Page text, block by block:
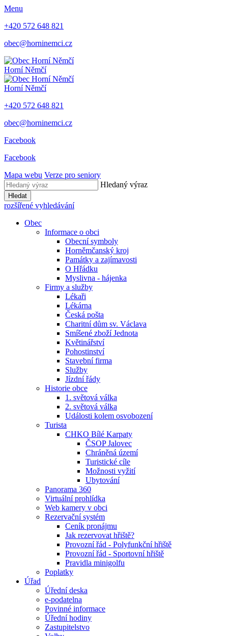
Menu
+420 572 648 821
obec@horninemci.cz
Horní Němčí
Horní Němčí
+420 572 648 821
obec@horninemci.cz
Facebook
Facebook
Mapa webu Verze pro seniory
Hledaný výraz
Hledat
rozšířené vyhledávání
Obec
Informace o obci
Obecní symboly
Horněmčanský kroj
Památky a zajímavosti
O Hřádku
Myslivna - hájenka
Firmy a služby
Lékaři
Lékárna
Česká pošta
Charitní dům sv. Václava
Smíšené zboží Jednota
Květinářství
Pohostinství
Stavební firma
Služby
Jízdní řády
Historie obce
1. světová válka
2. světová válka
Události kolem osvobození
Turista
CHKO Bílé Karpaty
ČSOP Jalovec
Chráněná území
Turistické cíle
Možnosti vyžití
Ubytování
Panorama 360
Virtuální prohlídka
Web kamery v obci
Rezervační systém
Ceník pronájmu
Jak rezervovat hřiště?
Provozní řád - Polyfunkční hřiště
Provozní řád - Sportovní hřiště
Pravidla minigolfu
Poplatky
Úřad
Úřední deska
e-podatelna
Povinné informace
Úřední hodiny
Zastupitelstvo